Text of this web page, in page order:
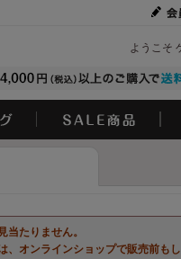
ようこそ
当たりません。
、オンラインショップで販売前も